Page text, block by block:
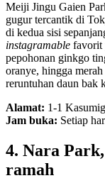
Meiji Jingu Gaien
gugur tercantik di
di kedua sisi
instagramable favorit
pepohonan ginkgo
oranye, hingga
reruntuhan daun bak
Alamat: 1-1
Jam buka: Setiap
4. Nara
ramah